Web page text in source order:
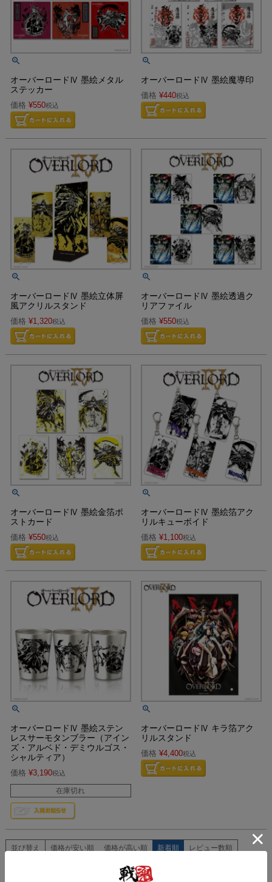
オーバーロードⅣ 墨絵メタル
ステッカー
価格 ¥550税込
オーバーロードⅣ 墨絵魔導印
価格 ¥440税込
オーバーロードⅣ 墨絵立体屏
風アクリルスタンド
価格 ¥1,320税込
オーバーロードⅣ 墨絵透過ク
リアファイル
価格 ¥550税込
オーバーロードⅣ 墨絵金箔ポ
ストカード
価格 ¥550税込
オーバーロードⅣ 墨絵箔アク
リルキューボイド
価格 ¥1,100税込
オーバーロードⅣ 墨絵ステン
レスサーモタンブラー（アイン
ズ・アルベド・デミウルゴス・
シャルティア）
価格 ¥3,190税込
在庫切れ
オーバーロードⅣ キラ箔アク
リルスタンド
価格 ¥4,400税込
並び替え 価格が安い順 価格が高い順 新着順 レビュー数順